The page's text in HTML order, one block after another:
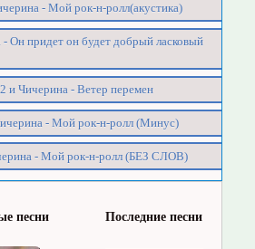
- Мой рок-н-ролл(акустика)
Он придет он будет добрый ласковый
и Чичерина - Ветер перемен
- Мой рок-н-ролл (Минус)
- Мой рок-н-ролл (БЕЗ СЛОВ)
песни Последние песни